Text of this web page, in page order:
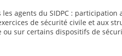
agents du SIDPC : participation
de sécurité civile et aux
sur certains dispositifs de